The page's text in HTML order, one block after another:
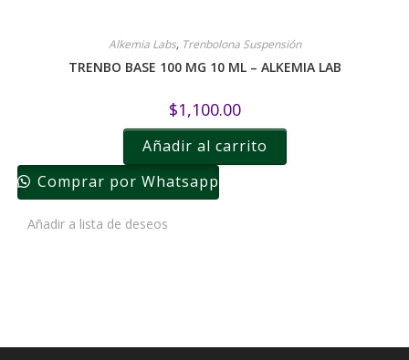
Alkemia Labs, Trenbolona Suspensión
TRENBO BASE 100 MG 10 ML – ALKEMIA LAB
$1,100.00
Añadir al carrito
Comprar por Whatsapp
Añadir a lista de deseos